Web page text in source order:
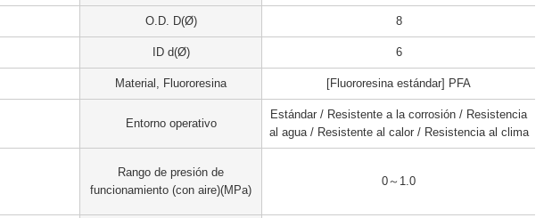
O.D. D(Ø) 8
ID d(Ø) 6
Material, Fluororesina [Fluororesina estándar] PFA
Entorno operativo
Estándar / Resistente a la corrosión / Resistencia
al agua / Resistente al calor / Resistencia al clima
Rango de presión de
funcionamiento (con aire)(MPa)
0～1.0